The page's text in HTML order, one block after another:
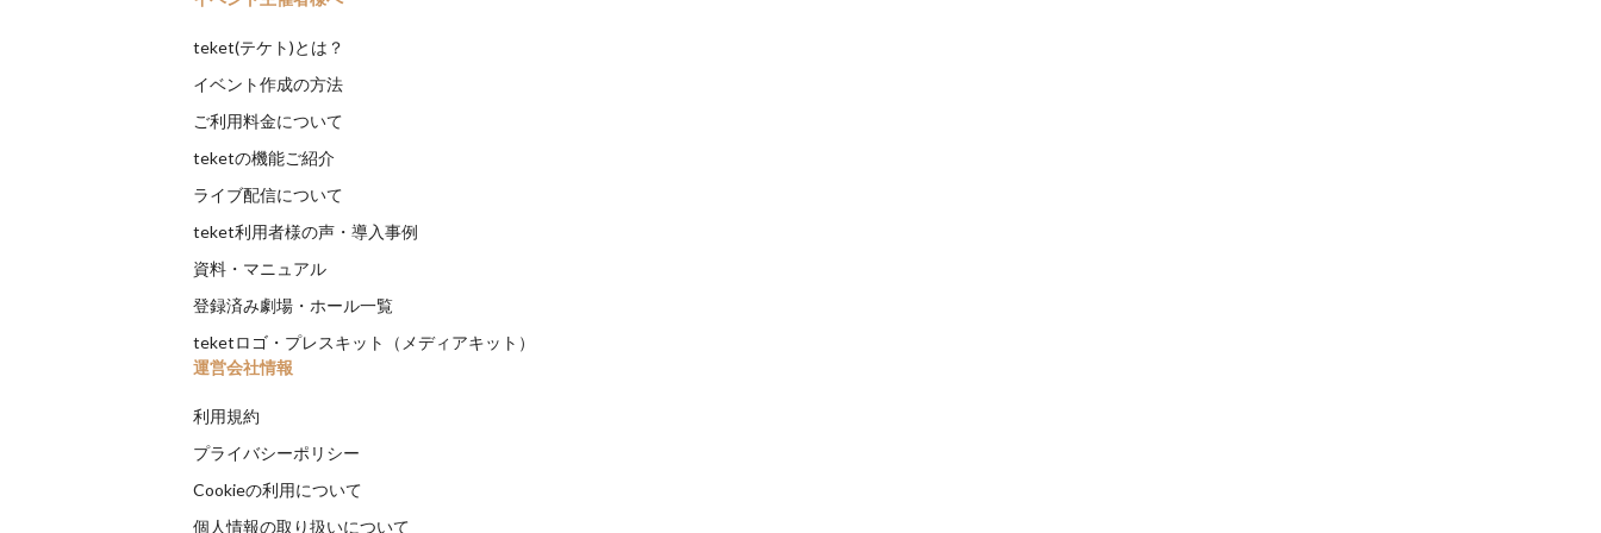
teket(テケト)とは？
イベント作成の方法
ご利用料金について
teketの機能ご紹介
ライブ配信について
teket利用者様の声・導入事例
資料・マニュアル
登録済み劇場・ホール一覧
teketロゴ・プレスキット（メディアキット）
運営会社情報
利用規約
プライバシーポリシー
Cookieの利用について
個人情報の取り扱いについて